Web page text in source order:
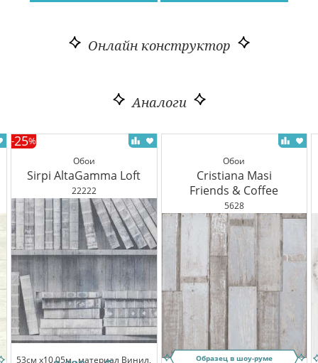
Онлайн конструктор
Аналоги
Обои
Sirpi AltaGamma Loft
22222
-25%
53см x10.05м, материал Винил,
Обои
Cristiana Masi
Friends & Coffee
5628
Образец в шоу-руме